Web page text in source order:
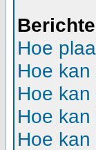
Hoe
Hoe
Hoe
Hoe
Hoe